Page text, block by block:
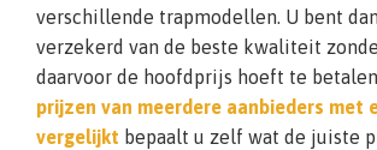
verschillende trapmodellen. U bent
verzekerd van de beste kwaliteit
daarvoor de hoofdprijs hoeft te
prijzen van meerdere aanbieders met
vergelijkt bepaalt u zelf wat de juiste